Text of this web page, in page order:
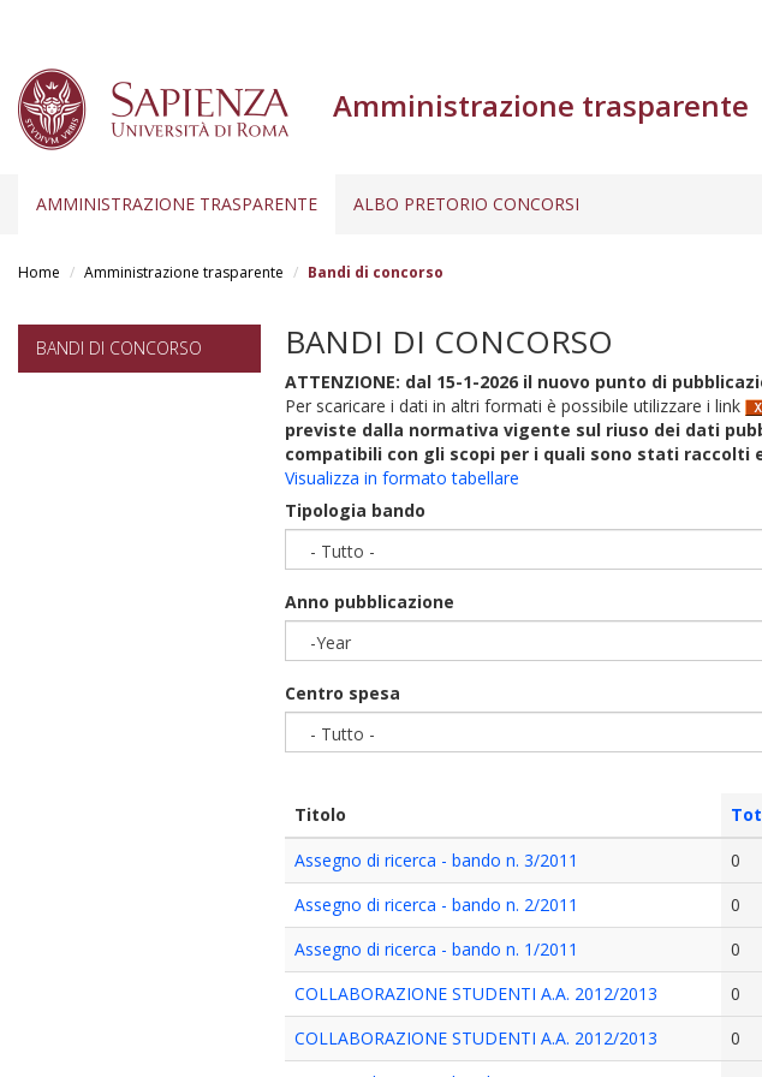
Amministrazione trasparente
AMMINISTRAZIONE TRASPARENTE ALBO PRETORIO CONCORSI
Home Amministrazione trasparente Bandi di concorso
BANDI DI CONCORSO BANDI DI CONCORSO
ATTENZIONE: dal 15-1-2026 il nuovo punto di
Per scaricare i dati in altri formati è possibile utilizzare i link
previste dalla normativa vigente sul riuso dei dati
compatibili con gli scopi per i quali sono stati
Visualizza in formato tabellare
Tipologia bando
- Tutto -
Anno pubblicazione
-Year
Centro spesa
- Tutto -
Titolo
Assegno di ricerca - bando n. 3/2011
0
Assegno di ricerca - bando n. 2/2011
0
Assegno di ricerca - bando n. 1/2011
0
COLLABORAZIONE STUDENTI A.A. 2012/2013
0
COLLABORAZIONE STUDENTI A.A. 2012/2013
0